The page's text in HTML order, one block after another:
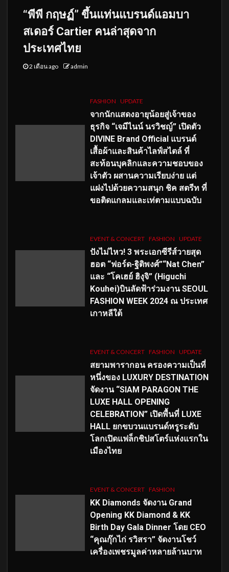
“พีพี กฤษฏ์” ขึ้นแท่นแบรนด์แอมบา
สเดอร์ Cartier คนล่าสุดจาก
ประเทศไทย
2 เดือน ago admin
FASHION UPDATE
จากนักแสดงอายุน้อยสู่เจ้าของ
ธุรกิจ “เจมีไนน์ นรวิชญ์” เปิดตัว
DIVINE Brand Official แบรนด์
เสื้อผ้าและสินค้าไลฟ์สไตล์ ที่
สะท้อนบุคลิกและความชอบของ
เจ้าตัว ผสานความเรียบง่าย แต่
แฝงไปด้วยความสนุก ชิค สตรีท ที่
ขอติดแกลมและเท่ตามแบบฉบับ
EVENT & CONCERT FASHION UPDATE
ปังไม่ไหว! 3 พระเอกซีรีส์วายสุด
ฮอต “ฟอร์ด-ฐิติพงศ์”“Nat Chen”
และ “โคเฮย์ ฮิงุจิ” (Higuchi
Kouhei)บินลัดฟ้าร่วมงาน SEOUL
FASHION WEEK 2024 ณ ประเทศ
เกาหลีใต้
EVENT & CONCERT FASHION UPDATE
สยามพารากอน ครองความเป็นที่
หนึ่งของ LUXURY DESTINATION
จัดงาน “SIAM PARAGON THE
LUXE HALL OPENING
CELEBRATION” เปิดพื้นที่ LUXE
HALL ยกขบวนแบรนด์หรูระดับ
โลกเปิดแฟล็กชิปสโตร์แห่งแรกใน
เมืองไทย
EVENT & CONCERT FASHION
KK Diamonds จัดงาน Grand
Opening KK Diamond & KK
Birth Day Gala Dinner โดย CEO
“คุณกุ๊กไก่ รวิสรา” จัดงานโชว์
เครื่องเพชรมูลค่าหลายล้านบาท